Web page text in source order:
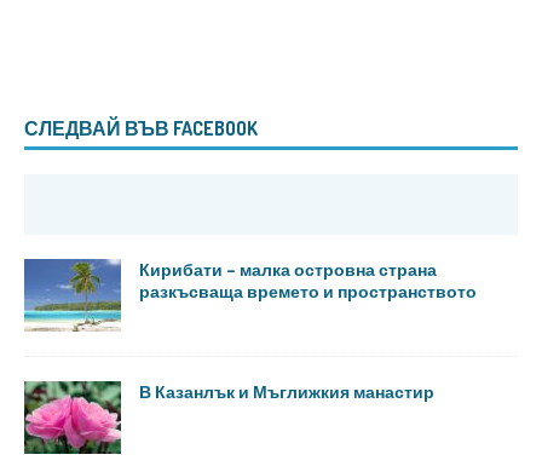
СЛЕДВАЙ ВЪВ FACEBOOK
Кирибати – малка островна страна
разкъсваща времето и пространството
В Казанлък и Мъглижкия манастир